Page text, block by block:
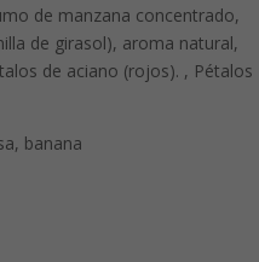
de manzana concentrado,
de girasol), aroma natural,
de aciano (rojos). , Pétalos
banana